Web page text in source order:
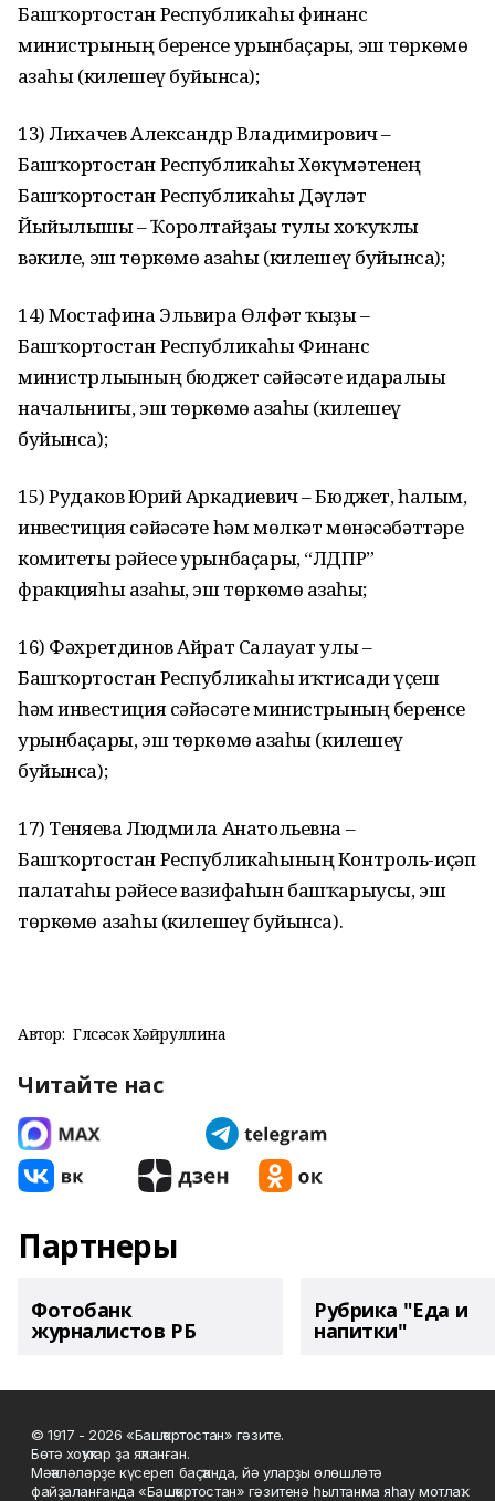
Башҡортостан Республикаһы финанс
министрының беренсе урынбаҫары, эш төркөмө
ағзаһы (килешеү буйынса);
13) Лихачев Александр Владимирович –
Башҡортостан Республикаһы Хөкүмәтенең
Башҡортостан Республикаһы Дәүләт
Йыйылышы – Ҡоролтайҙағы тулы хоҡуҡлы
вәкиле, эш төркөмө ағзаһы (килешеү буйынса);
14) Мостафина Эльвира Өлфәт ҡыҙы –
Башҡортостан Республикаһы Финанс
министрлығының бюджет сәйәсәте идаралығы
начальнигы, эш төркөмө ағзаһы (килешеү
буйынса);
15) Рудаков Юрий Аркадиевич – Бюджет, һалым,
инвестиция сәйәсәте һәм мөлкәт мөнәсәбәттәре
комитеты рәйесе урынбаҫары, “ЛДПР”
фракцияһы ағзаһы, эш төркөмө ағзаһы;
16) Фәхретдинов Айрат Салауат улы –
Башҡортостан Республикаһы иҡтисади үҫеш
һәм инвестиция сәйәсәте министрының беренсе
урынбаҫары, эш төркөмө ағзаһы (килешеү
буйынса);
17) Теняева Людмила Анатольевна –
Башҡортостан Республикаһының Контроль-иҫәп
палатаһы рәйесе вазифаһын башҡарыусы, эш
төркөмө ағзаһы (килешеү буйынса).
Автор: Гөлсәсәк Хәйруллина
Читайте нас
Партнеры
Фотобанк
журналистов РБ
Рубрика "Еда и
напитки"
© 1917 - 2026 «Башҡортостан» гәзите.
Бөтә хоҡуҡтар ҙа яҡланған.
Мәҡәләләрҙе күсереп баҫҡанда, йә уларҙы өлөшләтә
файҙаланғанда «Башҡортостан» гәзитенә һылтанма яһау мотлаҡ.